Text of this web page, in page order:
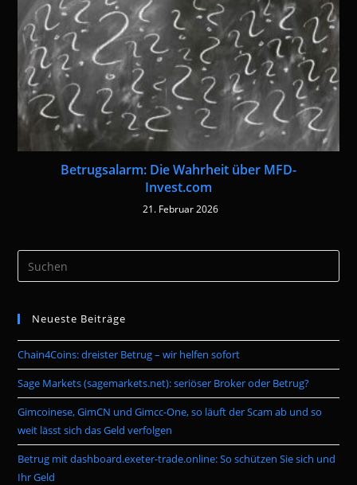
Betrugsalarm: Die Wahrheit über MFD-
Invest.com
21. Februar 2026
the
Neueste Beiträge
Chain4Coins: dreister Betrug – wir helfen sofort
Sage Markets (sagemarkets.net): seriöser Broker oder Betrug?
Gimcoinese, GimCN und Gimcc-One, so läuft der Scam ab und so
weit lässt sich das Geld verfolgen
Betrug mit dashboard.exeter-trade.online: So schützen Sie sich und
Ihr Geld